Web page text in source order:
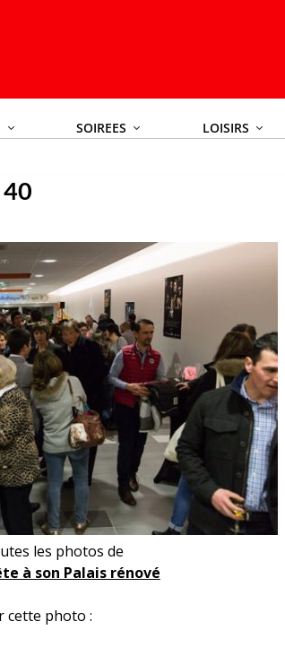
SOIREES LOISIRS
40
les photos de
à son Palais rénové
cette photo :